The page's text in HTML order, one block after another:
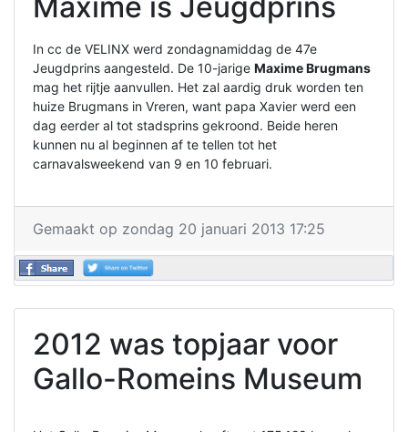
In cc de VELINX werd zondagnamiddag de 47e
Jeugdprins aangesteld. De 10-jarige Maxime Brugmans
mag het rijtje aanvullen. Het zal aardig druk worden ten
huize Brugmans in Vreren, want papa Xavier werd een
dag eerder al tot stadsprins gekroond. Beide heren
kunnen nu al beginnen af te tellen tot het
carnavalsweekend van 9 en 10 februari.
Gemaakt op zondag 20 januari 2013 17:25
2012 was topjaar voor
Gallo-Romeins Museum